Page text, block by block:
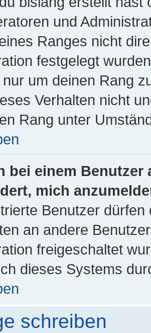
und
Ranges nicht
festgelegt
nur um deinen Rang
Verhalten nicht
Rang unter
bei einem
mich
Benutzer
an andere
freigeschaltet
dieses Systems
schreiben